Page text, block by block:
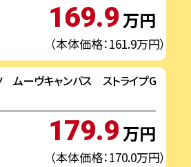
169.9万円
（本体価格：161.9万円）
ーヴキャンバス ストライプG
179.9万円
（本体価格：170.0万円）